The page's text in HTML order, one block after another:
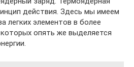
действия. Здесь мы имеем
легких элементов в более
опять же выделяется